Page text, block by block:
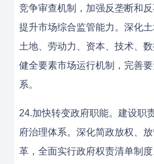
竞争审查机制，加强反垄断和
提升市场综合监管能力。深化
土地、劳动力、资本、技术、数
健全要素市场运行机制，完善
系。
24.加快转变政府职能。建设职
府治理体系。深化简政放权、
革，全面实行政府权责清单制